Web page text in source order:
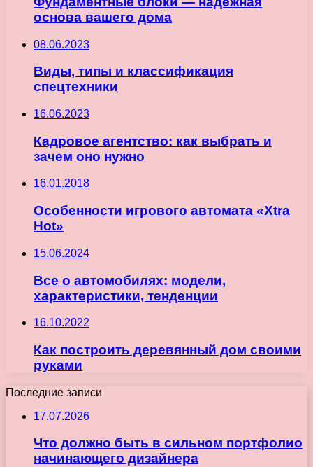
основа вашего дома
08.06.2023
Виды, типы и классификация
спецтехники
16.06.2023
Кадровое агентство: как выбрать и
зачем оно нужно
16.01.2018
Особенности игрового автомата «Xtra
Hot»
15.06.2024
Все о автомобилях: модели,
характеристики, тенденции
16.10.2022
Как построить деревянный дом своими
руками
Последние записи
17.07.2026
Что должно быть в сильном портфолио
начинающего дизайнера